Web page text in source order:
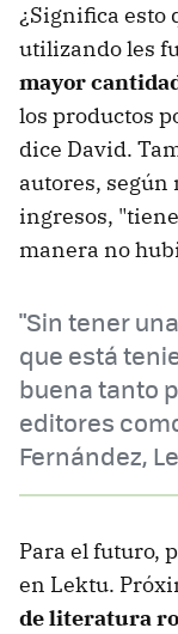
¿Significa esto
utilizando les
mayor
los productos
dice David.
autores, según
ingresos,
manera no
"Sin tener
que está
buena tanto
editores
Fernández,
Para el futuro,
en Lektu.
de literatura